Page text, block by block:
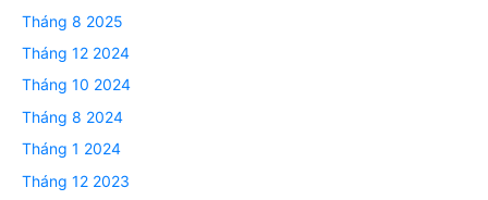
Tháng 8 2025
Tháng 12 2024
Tháng 10 2024
Tháng 8 2024
Tháng 1 2024
Tháng 12 2023